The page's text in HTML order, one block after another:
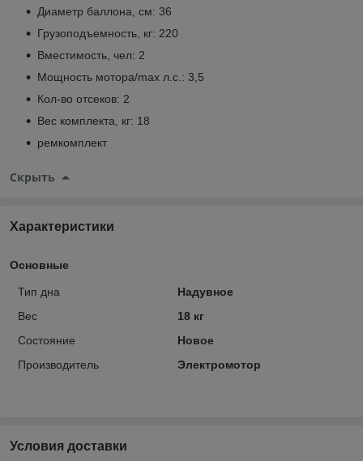
Диаметр баллона, см: 36
Грузоподъемность, кг: 220
Вместимость, чел: 2
Мощность мотора/max л.с.: 3,5
Кол-во отсеков: 2
Вес комплекта, кг: 18
ремкомплект
Скрыть
Характеристики
Основные
Тип дна
Надувное
Вес
18 кг
Состояние
Новое
Производитель
Электромотор
Условия доставки